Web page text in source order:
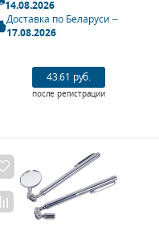
14.08.2026
Доставка по Беларуси –
17.08.2026
43.61 руб.
после регистрации